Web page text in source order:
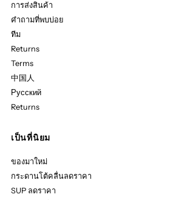
การส่งสินค้า
คำถามที่พบบ่อย
ทีม
Returns
Terms
中国人
Русский
Returns
เป็นที่นิยม
ของมาใหม่
กระดานโต้คลื่นลดราคา
SUP ลดราคา